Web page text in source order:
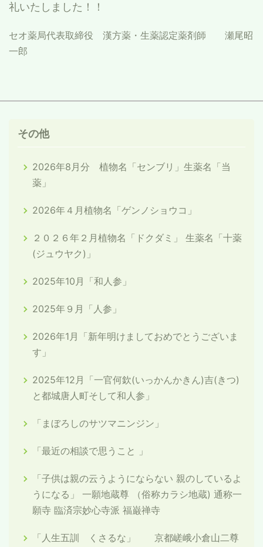
礼いたしました！！
セオ薬局代表取締役 漢方薬・生薬認定薬剤師 瀬尾昭
一郎
その他
2026年8月分 植物名「センブリ」生薬名「当
薬」
2026年４月植物名「ゲンノショウコ」
２０２６年２月植物名「ドクダミ」 生薬名「十薬
(ジュウヤク)」
2025年10月「和人参」
2025年９月「人参」
2026年1月「新年明けましておめでとうございま
す」
2025年12月「一官何欽(いっかんかきん)吉(きつ)
と都城唐人町そして和人参」
「まぼろしのサツマニンジン」
「最近の相談で思うこと 」
「子供は親の云うようにならない 親のしているよ
うになる」 一願地蔵尊 （俗称カラシ地蔵) 通称一
願寺 臨済宗妙心寺派 福巌禅寺
「人生五訓 くさるな」 京都嵯峨小倉山二尊